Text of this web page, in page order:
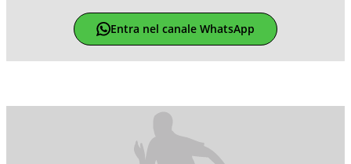
Entra nel canale WhatsApp